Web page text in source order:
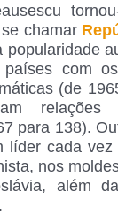
chamar
popularidade
com
(de
para 138).
líder cada vez
nos
além